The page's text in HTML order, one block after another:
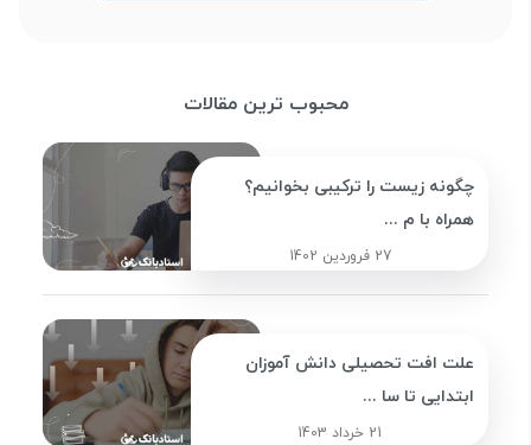
محبوب ترین مقالات
چگونه زیست را ترکیبی بخوانیم؟
همراه با م ...
27 فروردین 1402
علت افت تحصیلی دانش آموزان
ابتدایی تا سا ...
21 خرداد 1403